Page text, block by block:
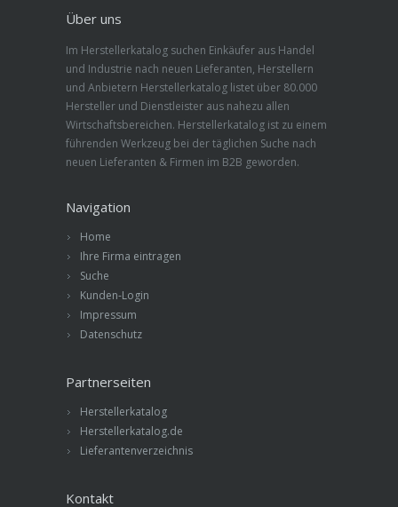
Über uns
Im Herstellerkatalog suchen Einkäufer aus Handel
und Industrie nach neuen Lieferanten, Herstellern
und Anbietern Herstellerkatalog listet über 80.000
Hersteller und Dienstleister aus nahezu allen
Wirtschaftsbereichen. Herstellerkatalog ist zu einem
führenden Werkzeug bei der täglichen Suche nach
neuen Lieferanten & Firmen im B2B geworden.
Navigation
Home
Ihre Firma eintragen
Suche
Kunden-Login
Impressum
Datenschutz
Partnerseiten
Herstellerkatalog
Herstellerkatalog.de
Lieferantenverzeichnis
Kontakt